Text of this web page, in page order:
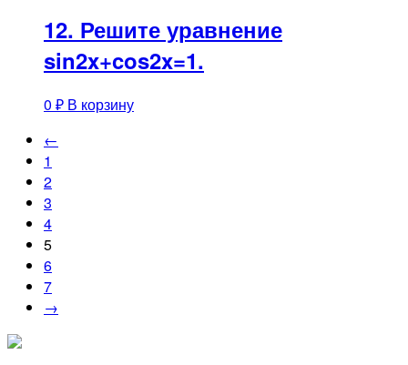
12. Решите уравнение
sin2x+cos2x=1.
0 ₽ В корзину
←
1
2
3
4
5
6
7
→